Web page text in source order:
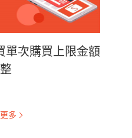
單次購買上限金額
多